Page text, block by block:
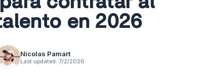
en 2026
Nicolas Pamart
Last updated: 7/2/2026